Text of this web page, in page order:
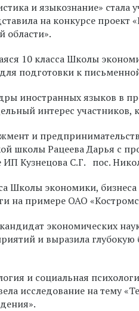
и языкознание»
на конкурсе
области».
10 класса Школы
подготовки к
иностранных языков в
интерес
и
школы Рацеева Дарья с
ИП Кузнецова С.Г. пос.
Школы экономики, бизнеса
на примере ОАО
экономических
и выразила
и социальная
исследование на тему